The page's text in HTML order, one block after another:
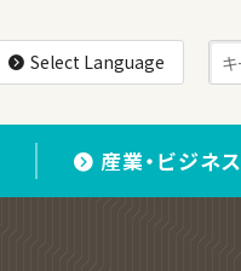
Select Language
産業・ビジネス